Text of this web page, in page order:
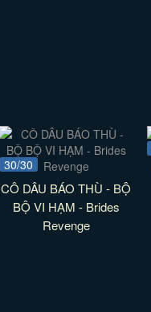
30/30
CÔ DÂU BÁO THÙ - BỘ
BỘ VI HẠM - Brides
Revenge